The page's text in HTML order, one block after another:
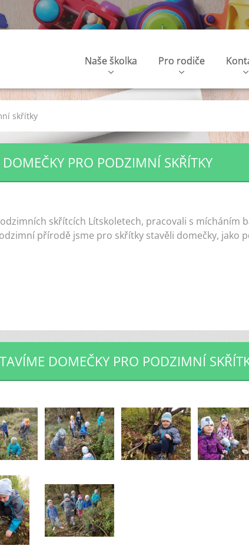
Naše školka Pro rodiče
skřítky
PRO PODZIMNÍ SKŘÍTKY
skřítcích Lítskoletech, pracovali s mícháním
přírodě jsme pro skřítky stavěli domečky, jako
DOMEČKY PRO PODZIMNÍ